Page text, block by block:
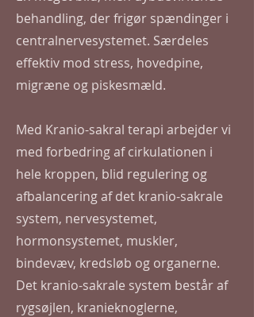
behandling, der frigør spændinger i
centralnervesystemet. Særdeles
effektiv mod stress, hovedpine,
migræne og piskesmæld.
Med Kranio-sakral terapi arbejder vi
med forbedring af cirkulationen i
hele kroppen, blid regulering og
afbalancering af det kranio-sakrale
system, nervesystemet,
hormonsystemet, muskler,
bindevæv, kredsløb og organerne.
Det kranio-sakrale system består af
rygsøjlen, kranieknoglerne,